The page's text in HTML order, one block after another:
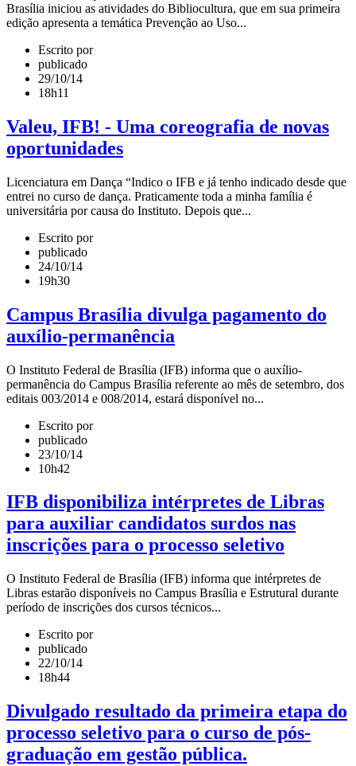
Brasília iniciou as atividades do Bibliocultura, que em sua primeira
edição apresenta a temática Prevenção ao Uso...
Escrito por
publicado
29/10/14
18h11
Valeu, IFB! - Uma coreografia de novas
oportunidades
Licenciatura em Dança “Indico o IFB e já tenho indicado desde que
entrei no curso de dança. Praticamente toda a minha família é
universitária por causa do Instituto. Depois que...
Escrito por
publicado
24/10/14
19h30
Campus Brasília divulga pagamento do
auxílio-permanência
O Instituto Federal de Brasília (IFB) informa que o auxílio-
permanência do Campus Brasília referente ao mês de setembro, dos
editais 003/2014 e 008/2014, estará disponível no...
Escrito por
publicado
23/10/14
10h42
IFB disponibiliza intérpretes de Libras
para auxiliar candidatos surdos nas
inscrições para o processo seletivo
O Instituto Federal de Brasília (IFB) informa que intérpretes de
Libras estarão disponíveis no Campus Brasília e Estrutural durante
período de inscrições dos cursos técnicos...
Escrito por
publicado
22/10/14
18h44
Divulgado resultado da primeira etapa do
processo seletivo para o curso de pós-
graduação em gestão pública.